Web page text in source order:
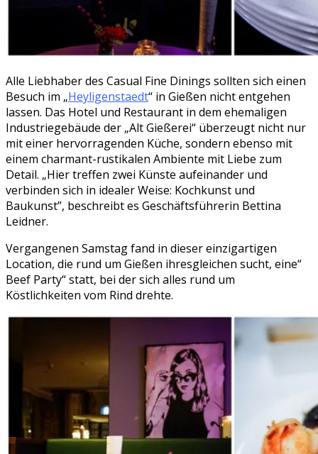
Alle Liebhaber des Casual Fine Dinings sollten sich einen
Besuch im „Heyligenstaedt“ in Gießen nicht entgehen
lassen. Das Hotel und Restaurant in dem ehemaligen
Industriegebäude der „Alt Gießerei“ überzeugt nicht nur
mit einer hervorragenden Küche, sondern ebenso mit
einem charmant-rustikalen Ambiente mit Liebe zum
Detail. „Hier treffen zwei Künste aufeinander und
verbinden sich in idealer Weise: Kochkunst und
Baukunst”, beschreibt es Geschäftsführerin Bettina
Leidner.
Vergangenen Samstag fand in dieser einzigartigen
Location, die rund um Gießen ihresgleichen sucht, eine“
Beef Party“ statt, bei der sich alles rund um
Köstlichkeiten vom Rind drehte.